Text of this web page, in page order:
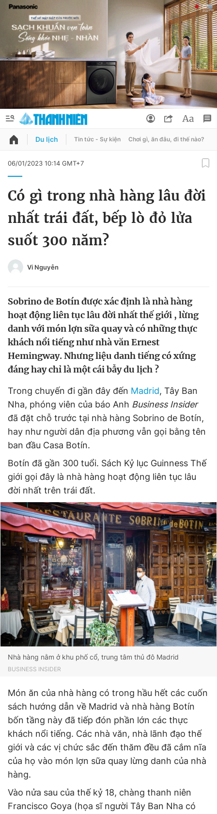
QUẢNG CÁO
Chuyên mục
Chuyên mục khác
Video Magazine
Sản phẩm khác
Tiện ích Bạn cần biết
Thông tin tòa soạn Liên hệ quảng cáo
Đọc Thanh Niên trên điện thoại
Theo dõi báo trên
Hotline
0906 645 777
Liên hệ quảng cáo
0908 780 404
Đặt báo Quảng cáo RSS Tòa soạn Chính sách bảo
Tổng biên tập: Nguyễn Ngọc Toàn
Phó tổng biên tập thường trực: Hải Thành
Phó tổng biên tập: Lâm Hiếu Dũng
Phó tổng biên tập: Trần Việt Hưng
Tổng thư ký tòa soạn: Đức Trung
Giấy phép xuất bản số 110/GP - BTTTT cấp ngày 24.3.2020
© 2003-2026 Bản quyền thuộc về Báo Thanh Niên. Cấm sao
bản. Phát triển bởi ePi Technologies, JSC.
Đổi mật khẩu
Tin đã lưu
Tin đã xem
Đăng xuất
Du lịch Tin tức - Sự kiện Chơi gì, ăn đâu, đi thế nào?
06/01/2023 10:14 GMT+7
Có gì trong nhà hàng lâu đời
nhất trái đất, bếp lò đỏ lửa
suốt 300 năm?
Vi Nguyễn
Sobrino de Botín được xác định là nhà hàng
hoạt động liên tục lâu đời nhất thế giới , lừng
danh với món lợn sữa quay và có những thực
khách nổi tiếng như nhà văn Ernest
Hemingway. Nhưng liệu danh tiếng có xứng
đáng hay chỉ là một cái bẫy du lịch ?
Trong chuyến đi gần đây đến Madrid, Tây Ban
Nha, phóng viên của báo Anh Business Insider
đã đặt chỗ trước tại nhà hàng Sobrino de Botín,
hay như người dân địa phương vẫn gọi bằng tên
ban đầu Casa Botín.
Botín đã gần 300 tuổi. Sách Kỷ lục Guinness Thế
giới gọi đây là nhà hàng hoạt động liên tục lâu
đời nhất trên trái đất.
Nhà hàng nằm ở khu phố cổ, trung tâm thủ đô Madrid
BUSINESS INSIDER
Món ăn của nhà hàng có trong hầu hết các cuốn
sách hướng dẫn về Madrid và nhà hàng Botín
bốn tầng này đã tiếp đón phần lớn các thực
khách nổi tiếng. Các nhà văn, nhà lãnh đạo thế
giới và các vị chức sắc đến thăm đều đã cắm nĩa
của họ vào món lợn sữa quay lừng danh của nhà
hàng.
Vào nửa sau của thế kỷ 18, chàng thanh niên
Francisco Goya (họa sĩ người Tây Ban Nha có